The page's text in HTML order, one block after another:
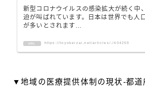
新型コロナウイルスの感染拡大が続く中
迫が叫ばれています。日本は世界でも人
が多いとされます...
URL https://toyokeizai.net/articles/-/404259
▼地域の医療提供体制の現状-都道